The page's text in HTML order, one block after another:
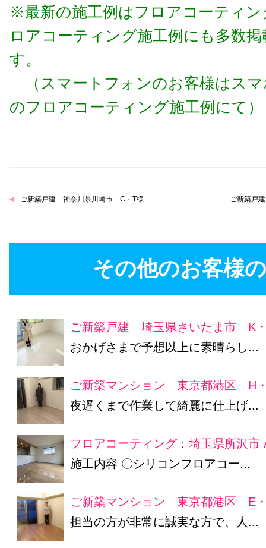
※最新の施工例はフロアコーティ
ロアコーティング施工例にも多数
す。
（スマートフォンのお客様はスマ
のフロアコーティング施工例にて）
ご新築戸建 神奈川県川崎市 C・T様 ご新築戸
その他のお客様
ご新築戸建 埼玉県さいたま市 K
おかげさまで予想以上に素晴らし...
ご新築マンション 東京都港区 H
夜遅くまで作業して綺麗に仕上げ...
フロアコーティング：埼玉県所沢市
施工内容 〇シリコンフロアコー...
ご新築マンション 東京都港区 E
担当の方が非常に誠実な方で、人...